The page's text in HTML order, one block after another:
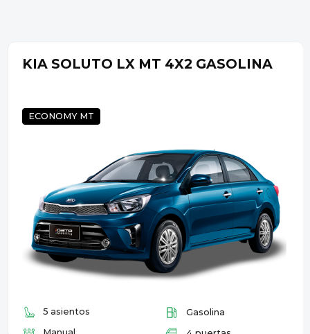
VOLKSWAGEN T-CROSS TSI 1.0 AT
CROSSOVER AT
5 asientos
Gasolina